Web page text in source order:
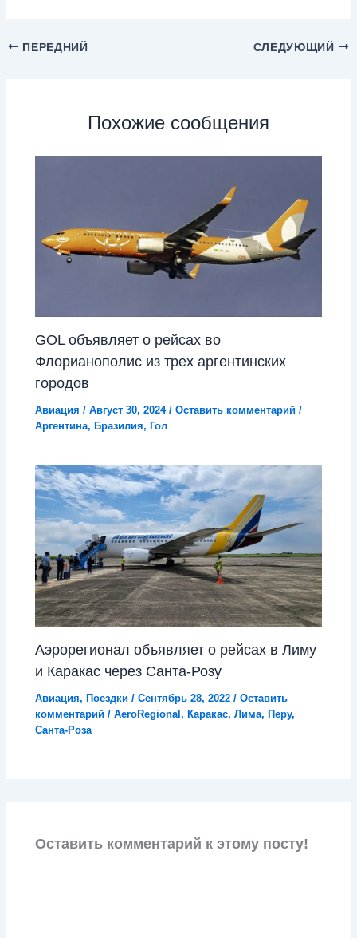
ПЕРЕДНИЙ СЛЕДУЮЩИЙ
Похожие сообщения
GOL объявляет о рейсах во
Флорианополис из трех аргентинских
городов
Авиация /Август 30, 2024/Оставить комментарий /
Аргентина, Бразилия, Гол
Аэрорегионал объявляет о рейсах в Лиму
и Каракас через Санта-Розу
Авиация, Поездки /Сентябрь 28, 2022/Оставить
комментарий /AeroRegional, Каракас,Лима, Перу,
Санта-Роза
Оставить комментарий к этому посту!